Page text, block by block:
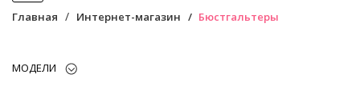
Главная Интернет-магазин Бюстгальтеры
МОДЕЛИ